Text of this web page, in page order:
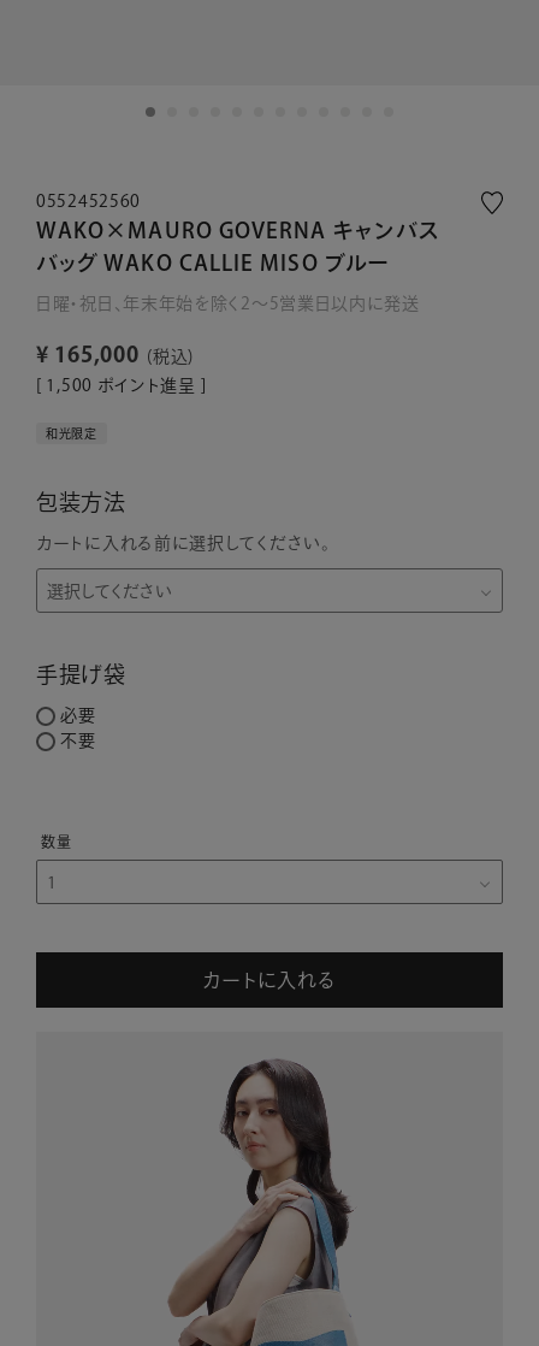
0552452560
WAKO×MAURO GOVERNA キャンバス
バッグ WAKO CALLIE MISO ブルー
日曜・祝日、年末年始を除く2～5営業日以内に発送
¥ 165,000
税込
1,500 ポイント進呈 ]
和光限定
包装方法
カートに入れる前に選択してください。
手提げ袋
必要
不要
カートに入れる